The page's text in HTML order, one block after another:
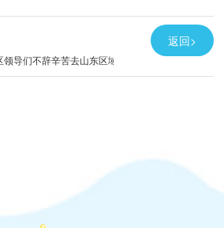
导们不辞辛苦去山东区域考察
返回>